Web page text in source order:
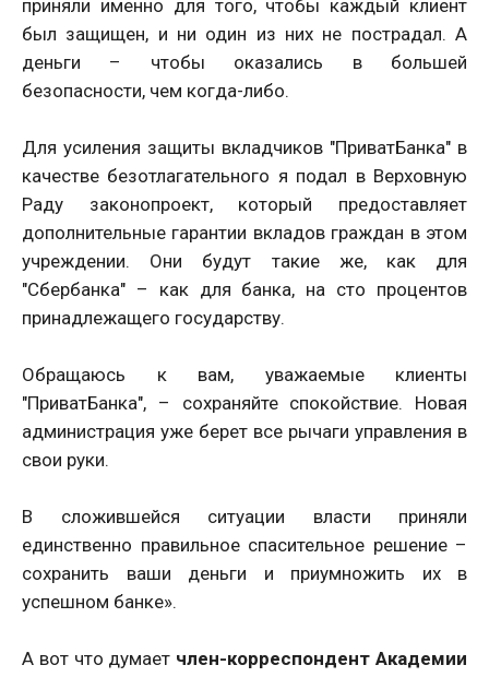
приняли именно для того, чтобы каждый клиент
был защищен, и ни один из них не пострадал. А
деньги – чтобы оказались в большей
безопасности, чем когда-либо.
Для усиления защиты вкладчиков "ПриватБанка" в
качестве безотлагательного я подал в Верховную
Раду законопроект, который предоставляет
дополнительные гарантии вкладов граждан в этом
учреждении. Они будут такие же, как для
"Сбербанка" – как для банка, на сто процентов
принадлежащего государству.
Обращаюсь к вам, уважаемые клиенты
"ПриватБанка", – сохраняйте спокойствие. Новая
администрация уже берет все рычаги управления в
свои руки.
В сложившейся ситуации власти приняли
единственно правильное спасительное решение –
сохранить ваши деньги и приумножить их в
успешном банке».
А вот что думает член-корреспондент Академии